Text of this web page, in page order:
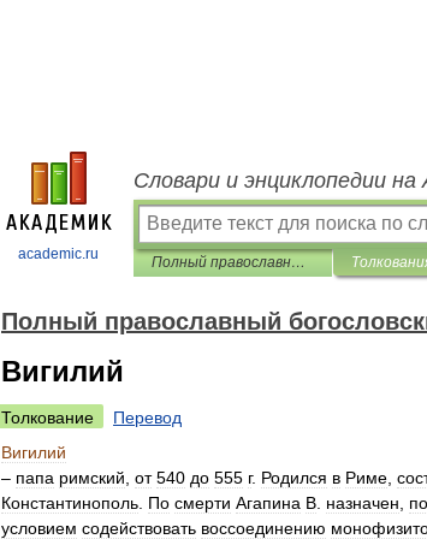
academic.ru
Словари и энциклопедии на
Полный православный богословский энциклопедический словарь
Полный православный
Вигилий
Толкование
Перевод
Вигилий
– папа римский от 540 до 555 г. Родился в Риме
Константинополь По смерти Агапина В назначен по
условием содействовать воссоединению